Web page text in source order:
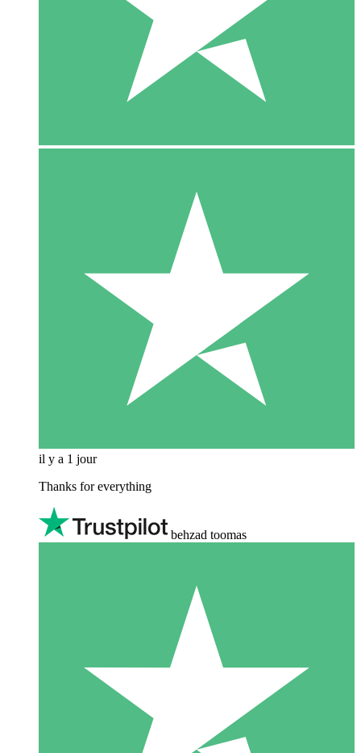
il y a 1 jour
Thanks for everything
behzad toomas